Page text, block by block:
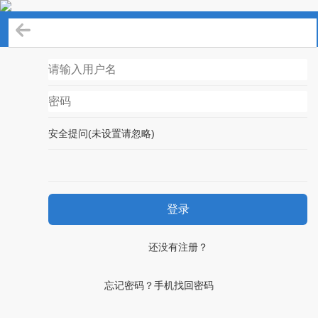
安全提问(未设置请忽略)
登录
还没有注册？
忘记密码？手机找回密码